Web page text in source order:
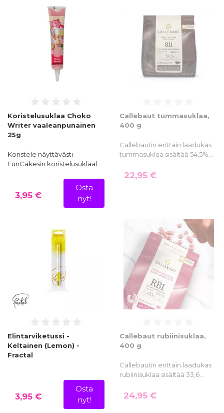
Koristelusuklaa Choko
Writer vaaleanpunainen
25g
Koristele näyttävästi
FunCakesin koristelusuklaal…
3,95 €
Osta
nyt!
Callebaut tummasuklaa,
400 g
Callebautin erittäin laadukas
tummasuklaa sisältää 54,5%…
22,95 €
Elintarviketussi -
Keltainen (Lemon) -
Fractal
3,95 €
Osta
nyt!
Callebaut rubiinisuklaa,
400 g
Callebautin erittäin laadukas
rubiinisuklaa sisältää 33,6…
24,95 €